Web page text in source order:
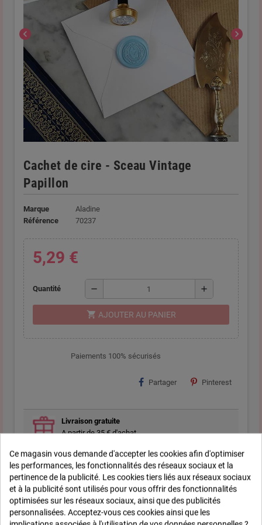
chevron_left chevron_right
Cachet de cire - Sceau Vintage
Papillon
Marque
Aladine
Référence
70237
5,29 €
Quantité remove add
shopping_cart AJOUTER AU PANIER
Paiements 100% sécurisés
Partager Pinterest
Livraison gratuite
A partir de 35 € d'achat
Satisfait ou remboursé
14 jours pour changer d'avis
Description
Ce magasin vous demande d'accepter les cookies afin d'optimiser
les performances, les fonctionnalités des réseaux sociaux et la
pertinence de la publicité. Les cookies tiers liés aux réseaux sociaux
et à la publicité sont utilisés pour vous offrir des fonctionnalités
optimisées sur les réseaux sociaux, ainsi que des publicités
personnalisées. Acceptez-vous ces cookies ainsi que les